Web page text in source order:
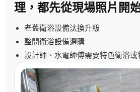
理，都先從現場照片開
老舊衛浴設備汰換升級
整間衛浴設備選購
設計師、水電師傅需要特色衛浴或